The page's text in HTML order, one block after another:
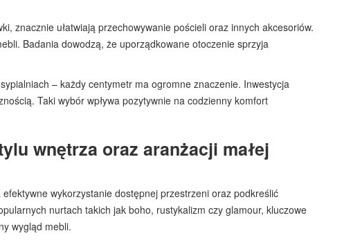
znacznie ułatwiają przechowywanie pościeli oraz innych akcesoriów.
Badania dowodzą, że uporządkowane otoczenie sprzyja
– każdy centymetr ma ogromne znaczenie. Inwestycja
Taki wybór wpływa pozytywnie na codzienny komfort
wnętrza oraz aranżacji małej
wykorzystanie dostępnej przestrzeni oraz podkreślić
nurtach takich jak boho, rustykalizm czy glamour, kluczowe
wygląd mebli.